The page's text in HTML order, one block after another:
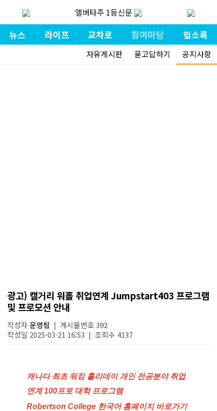
앨버타주 1등신문
뉴스 라이프 교차로 참여마당 업소록
자유게시판 묻고답하기 공지사항
광고) 캘거리 워홀 취업연계 Jumpstart403 프로그램
및 프로모션 안내
작성자운영팀 | 게시물번호 392
작성일 2025-03-21 16:53 | 조회수 4137
캐나다 최초 워킹 홀리데이 개인 전공분야 취업
연계 100프로 대학 프로그램
Robertson College 한국어 홈페이지 바로가기